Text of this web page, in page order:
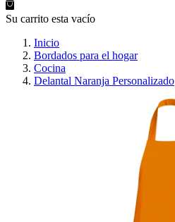
Su carrito esta vacío
Inicio
Bordados para el hogar
Cocina
Delantal Naranja Personalizado